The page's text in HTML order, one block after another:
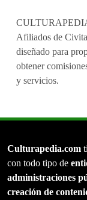
Afiliados de
diseñado para
obtener
y servicios.
Culturapedia.com
con todo tipo de
administraciones
creación de